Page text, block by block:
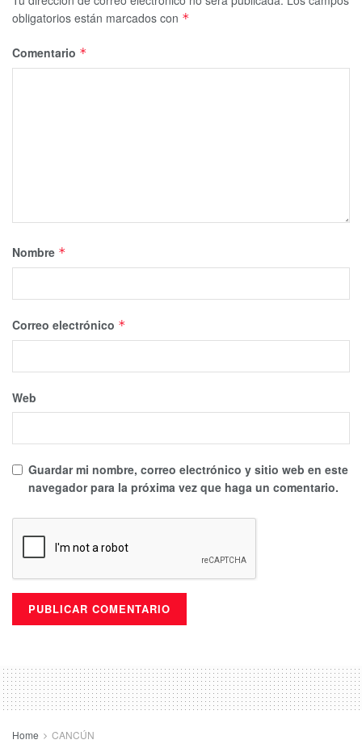
obligatorios están marcados con *
Comentario *
Nombre *
Correo electrónico *
Web
Guardar mi nombre, correo electrónico y sitio web en este
navegador para la próxima vez que haga un comentario.
Home CANCÚN